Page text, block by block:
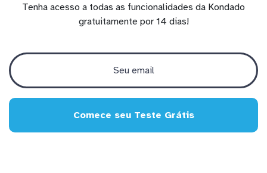
Tenha acesso a todas as funcionalidades da Kondado
gratuitamente por 14 dias!
Comece seu Teste Grátis